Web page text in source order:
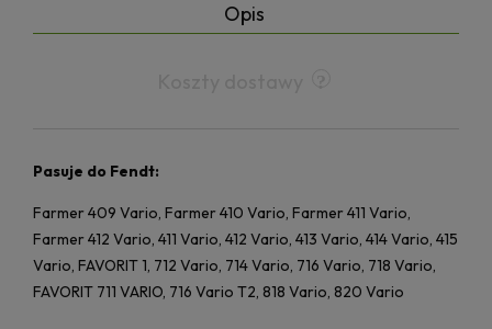
Opis
Pasuje do Fendt:
Farmer 409 Vario, Farmer 410 Vario, Farmer 411 Vario,
Farmer 412 Vario, 411 Vario, 412 Vario, 413 Vario, 414 Vario, 415
Vario, FAVORIT 1, 712 Vario, 714 Vario, 716 Vario, 718 Vario,
FAVORIT 711 VARIO, 716 Vario T2, 818 Vario, 820 Vario